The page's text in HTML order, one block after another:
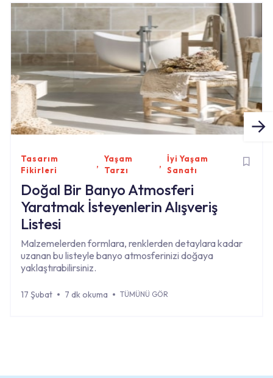
Tasarım
Fikirleri
Yaşam
Tarzı
İyi Yaşam
Sanatı
Doğal Bir Banyo Atmosferi
Yaratmak İsteyenlerin Alışveriş
Listesi
Malzemelerden formlara, renklerden detaylara kadar
uzanan bu listeyle banyo atmosferinizi doğaya
yaklaştırabilirsiniz.
17 Şubat 7 dk okuma TÜMÜNÜ GÖR